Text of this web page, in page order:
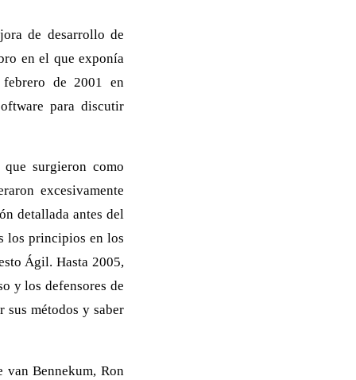
de desarrollo de
en el que exponía
febrero de 2001 en
para discutir
surgieron como
excesivamente
detallada antes del
los principios en los
Ágil. Hasta 2005,
y los defensores de
sus métodos y saber
Bennekum, Ron